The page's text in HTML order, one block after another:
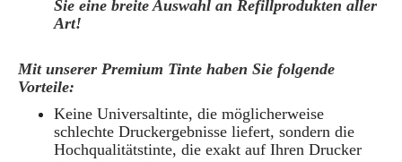
Sie eine breite Auswahl an Refillprodukten aller
Art!
Mit unserer Premium Tinte haben Sie folgende
Vorteile:
Keine Universaltinte, die möglicherweise
schlechte Druckergebnisse liefert, sondern die
Hochqualitätstinte, die exakt auf Ihren Drucker